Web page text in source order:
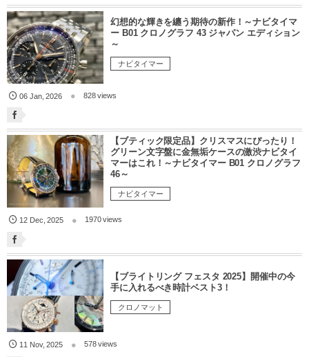
幻想的な輝きを纏う期待の新作！～ナビタイマ
ー B01 クロノグラフ 43 ジャパン エディション
～
ナビタイマー
06 Jan,2026 828 views
【ブティック限定品】クリスマスにぴったり！
グリーン文字盤に金無垢ケースの激渋ナビタイ
マーはこれ！～ナビタイマー B01 クロノグラフ
46～
ナビタイマー
12 Dec,2025 1970 views
【ブライトリング フェスタ 2025】開催中の今
手に入れるべき時計ベスト3！
クロノマット
11 Nov,2025 578 views